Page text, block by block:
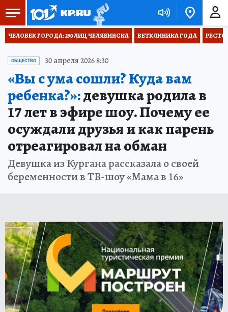
ЧЕЛОВЕК ГОРОДА: 290 ЛИЦ ЧЕЛЯБИНСКА ВЕТКЛИНИКА ГОДА
ОБЩЕСТВО 30 апреля 2026 8:30
«Вы с ума сошли? Куда вам
ребенка?»:девушка родила в
17 лет в эфире шоу. Почему ее
осуждали друзья и как парень
отреагировал на обман
Девушка из Кургана рассказала о своей
беременности в ТВ-шоу «Мама в 16»